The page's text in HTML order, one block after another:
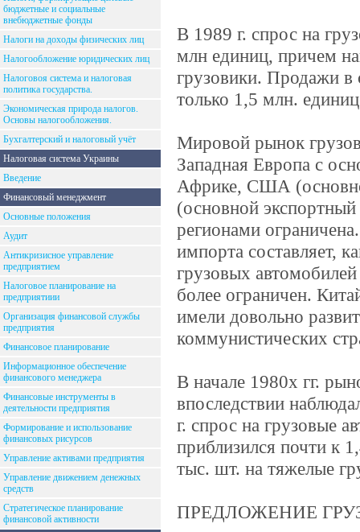
бюджетные и социальные
внебюджетные фонды
Налоги на доходы физических лиц
Налогообложение юридических лиц
Налоговоя система и налоговая
политика государства.
Экономическая природа налогов.
Основы налогообложения.
Бухгалтерский и налоговый учёт
Налоговая система Украины
Введение
Финансовый менеджмент
Основные положения
Аудит
Антикризисное управление
предприятием
Налоговое планирование на
предприятиии
Организация финансовой службы
предприятия
Финансовое планирование
Информационное обеспечение
финансового менеджера
Финансовые инструменты в
деятельности предприятия
Формирование и использование
финансовых рисурсов
Управление активами предприятия
Управление движением денежных
средств
Стратегическое планирование
финансовой активности
В 1989 г. спрос на
млн единиц, причем
грузовики. Продажи в
только 1,5 млн.
Мировой рынок
Западная Европа с
Африке, США
(основной
регионами
импорта составляет,
грузовых
более ограничен.
имели довольно
коммунистических
В начале 1980х гг.
впоследствии
г. спрос на грузовые
приблизился почти к
тыс. шт. на тяжелые
ПРЕДЛОЖЕНИЕ